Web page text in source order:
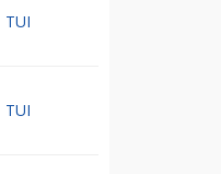
TUI
TUI